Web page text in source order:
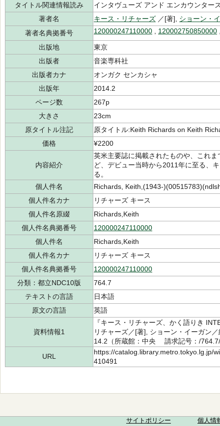
タイトル関連情報読み
インタヴューズ アンド エンカウンター
著者名
キース・リチャーズ ／[著], ショーン・
著者名典拠番号
120000247110000 120002750850000
出版地
東京
出版者
音楽専科社
出版者カナ
オンガク センカシャ
出版年
2014.2
ページ数
267p
大きさ
23cm
原タイトル注記
原タイトル:Keith Richards on Keith
価格
¥2200
内容紹介
英米主要誌に掲載されたものや、これ
ど、デビュー当時から2011年に至る、
る。
個人件名
Richards, Keith,(1943-
個人件名カナ
リチャーズ キース
個人件名原綴
Richards,Keith
個人件名典拠番号
120000247110000
個人件名
Richards,Keith
個人件名カナ
リチャーズ キース
個人件名典拠番号
120000247110000
分類：都立NDC10版
764.7
テキストの言語
日本語
原文の言語
英語
資料情報1
『キース・リチャーズ、かく語りき
リチャーズ／[著], ショーン・イーガ
14.2（所蔵館：中央 請求記号：/
URL
https://catalog.library.metro.tokyo.lg.jp/
410491
サイトポリシー 個人情